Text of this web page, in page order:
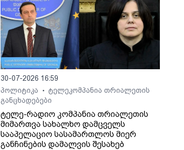
30-07-2026 16:59
პოლიტიკა
•
ტელეკომპანია თრიალეთის
განცხადებები
ტელე-რადიო კომპანია თრიალეთის
მიმართვა სახალხო დამცველს
სააპელაციო სასამართლოს მიერ
განჩინების დამალვის შესახებ